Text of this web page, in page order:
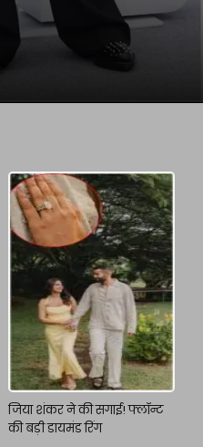
जिया शंकर ने की सगाई! फ्लॉन्ट
की बड़ी डायमंड रिंग